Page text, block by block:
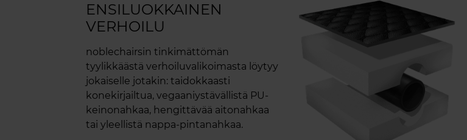
ENSILUOKKAINEN
VERHOILU
noblechairsin tinkimättömän
tyylikkäästä verhoiluvalikoimasta löytyy
jokaiselle jotakin: taidokkaasti
konekirjailtua, vegaaniystävällistä PU-
keinonahkaa, hengittävää aitonahkaa
tai yleellistä nappa-pintanahkaa.